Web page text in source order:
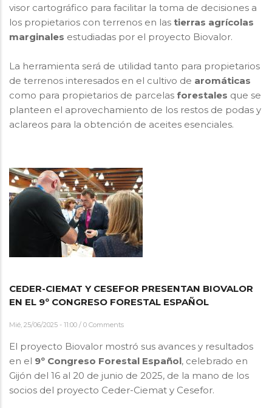
visor cartográfico para facilitar la toma de decisiones a
los propietarios con terrenos en las tierras agrícolas
marginales estudiadas por el proyecto Biovalor.
La herramienta será de utilidad tanto para propietarios
de terrenos interesados en el cultivo de aromáticas
como para propietarios de parcelas forestales que se
planteen el aprovechamiento de los restos de podas y
aclareos para la obtención de aceites esenciales.
CEDER-CIEMAT Y CESEFOR PRESENTAN BIOVALOR
EN EL 9º CONGRESO FORESTAL ESPAÑOL
Mié, 25/06/2025 - 11:00 / 0 Comments
El proyecto Biovalor mostró sus avances y resultados
en el 9º Congreso Forestal Español, celebrado en
Gijón del 16 al 20 de junio de 2025, de la mano de los
socios del proyecto Ceder-Ciemat y Cesefor.